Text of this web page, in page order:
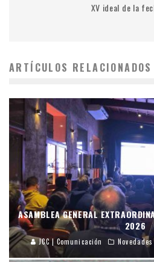
XV ideal de la
ARTÍCULOS RELACIONADOS
ASAMBLEA GENERAL
2026
JCC | Comunicación Novedades